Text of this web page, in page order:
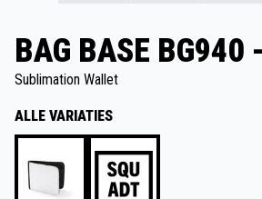
BAG BASE BG940
Sublimation Wallet
ALLE VARIATIES